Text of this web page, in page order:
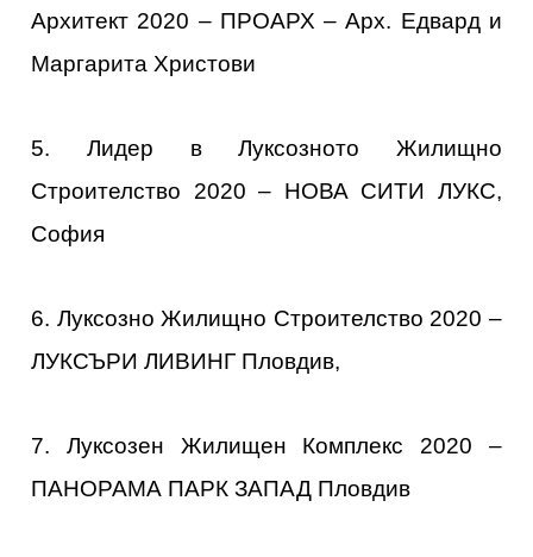
Архитект 2020 – ПРОАРХ – Арх. Едвард и
Маргарита Христови
5. Лидер в Луксозното Жилищно
Строителство 2020 – НОВА СИТИ ЛУКС,
София
6. Луксозно Жилищно Строителство 2020 –
ЛУКСЪРИ ЛИВИНГ Пловдив,
7. Луксозен Жилищен Комплекс 2020 –
ПАНОРАМА ПАРК ЗАПАД Пловдив